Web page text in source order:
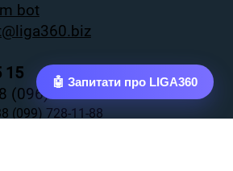
bot
15
(096) 728-11-88
(099) 728-11-88
🤖 Запитати про LIGA360